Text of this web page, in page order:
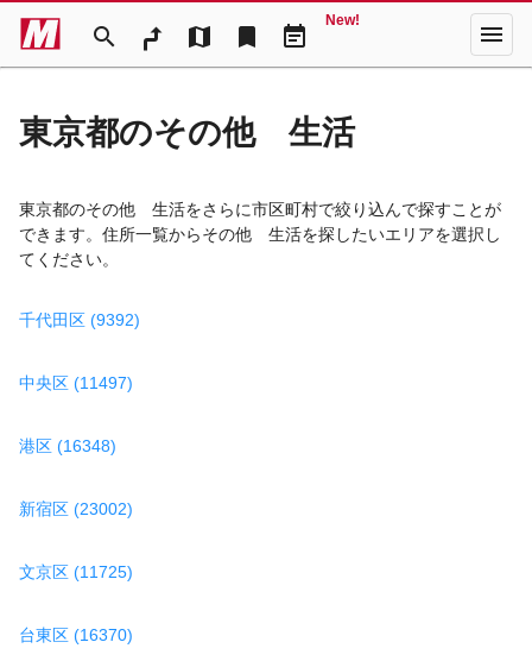
search map bookmark event_note
New! menu
東京都のその他 生活
東京都のその他 生活をさらに市区町村で絞り込んで探すことが
できます。住所一覧からその他 生活を探したいエリアを選択し
てください。
千代田区 (9392)
中央区 (11497)
港区 (16348)
新宿区 (23002)
文京区 (11725)
台東区 (16370)